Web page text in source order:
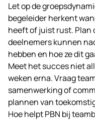
Let op de
begeleider herkent
heeft of juist rust. Plan
deelnemers kunnen
hebben en hoe ze dit
Meet het succes niet
weken erna. Vraag
samenwerking of
plannen van
Hoe helpt PBN bij